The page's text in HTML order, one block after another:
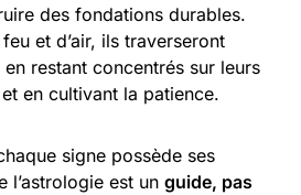
des fondations durables.
et d’air, ils traverseront
restant concentrés sur leurs
en cultivant la patience.
signe possède ses
l’astrologie est un guide, pas